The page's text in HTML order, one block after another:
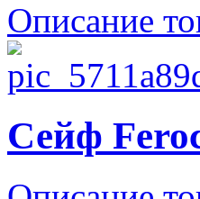
Описание
Сейф